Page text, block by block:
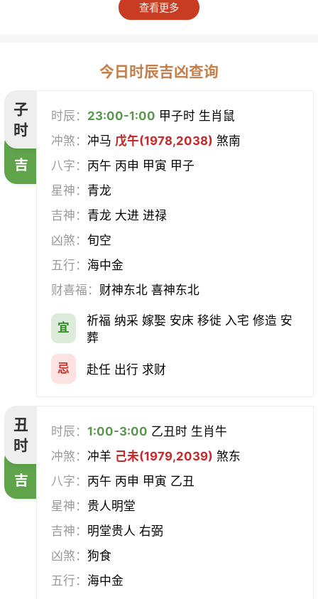
平治道涂 造桥
造仓 修饰垣墙 造船
造畜稠 盖屋
经络 酝酿 造车器
赴任 立券 置产 出货财
祭祀 祈福
移徙 分居 出火
放水 畋猎
查看更多
今日时辰吉凶查询
子
时
吉
时辰： 23:00-1:00 甲子时 生肖鼠
冲煞：冲马 戊午(1978,2038) 煞南
八字： 丙午 丙申 甲寅 甲子
星神： 青龙
吉神： 青龙 大进 进禄
凶煞：旬空
五行：海中金
财喜福： 财神东北 喜神东北
宜
祈福 纳采 嫁娶 安床 移徙 入宅 修造 安
葬
忌 赴任 出行 求财
丑
时
吉
时辰：1:00-3:00 乙丑时 生肖牛
冲煞：冲羊 己未(1979,2039) 煞东
八字： 丙午 丙申 甲寅 乙丑
星神： 贵人明堂
吉神： 明堂贵人 右弼
凶煞：狗食
五行：海中金